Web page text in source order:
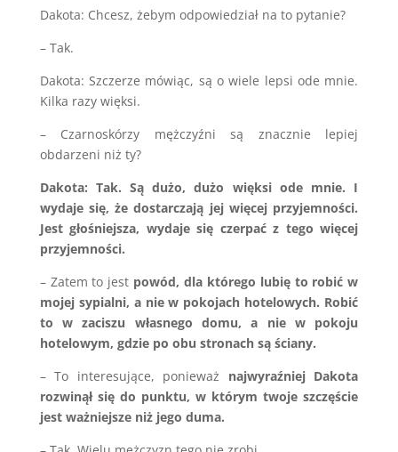
Dakota: Chcesz, żebym odpowiedział na to pytanie?
– Tak.
Dakota: Szczerze mówiąc, są o wiele lepsi ode mnie.
Kilka razy więksi.
– Czarnoskórzy mężczyźni są znacznie lepiej
obdarzeni niż ty?
Dakota: Tak. Są dużo, dużo więksi ode mnie. I
wydaje się, że dostarczają jej więcej przyjemności.
Jest głośniejsza, wydaje się czerpać z tego więcej
przyjemności.
– Zatem to jest powód, dla którego lubię to robić w
mojej sypialni, a nie w pokojach hotelowych. Robić
to w zaciszu własnego domu, a nie w pokoju
hotelowym, gdzie po obu stronach są ściany.
– To interesujące, ponieważ najwyraźniej Dakota
rozwinął się do punktu, w którym twoje szczęście
jest ważniejsze niż jego duma.